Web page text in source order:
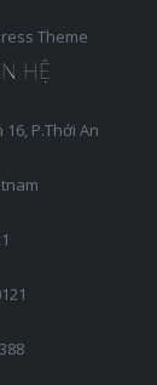
Theme
HỆ
16, P.Thới An